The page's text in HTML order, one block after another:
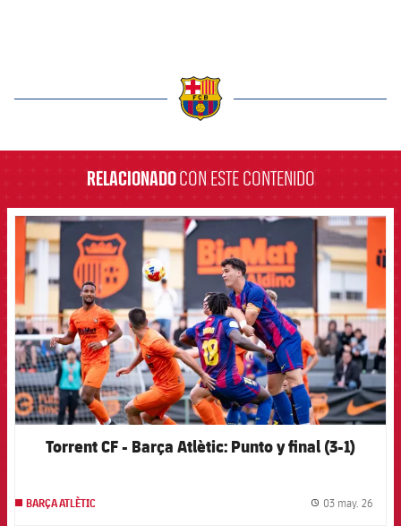
RELACIONADOCON ESTE CONTENIDO
FCB Barcelona badge
Torrent CF - Barça Atlètic: Punto y final (3-1)
BARÇA ATLÈTIC 03 may. 26